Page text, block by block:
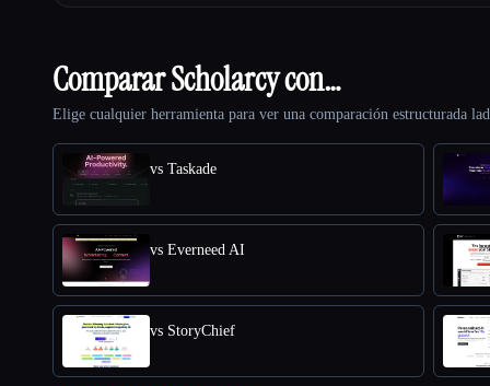
Comparar Scholarcy con…
Elige cualquier herramienta para ver una comparación estructurada
vs Taskade
vs Everneed AI
vs StoryChief